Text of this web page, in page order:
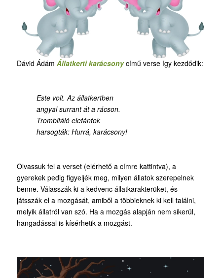
Dávid Ádám Állatkerti karácsonycímű verse így kezdődik:
Este volt. Az állatkertben
angyal surrant át a rácson.
Trombitáló elefántok
harsogták: Hurrá, karácsony!
Olvassuk fel a verset (elérhető a címre kattintva), a
gyerekek pedig figyeljék meg, milyen állatok szerepelnek
benne. Válasszák ki a kedvenc állatkarakterüket, és
játsszák el a mozgását, amiből a többieknek ki kell találni,
melyik állatról van szó. Ha a mozgás alapján nem sikerül,
hangadással is kísérhetik a mozgást.